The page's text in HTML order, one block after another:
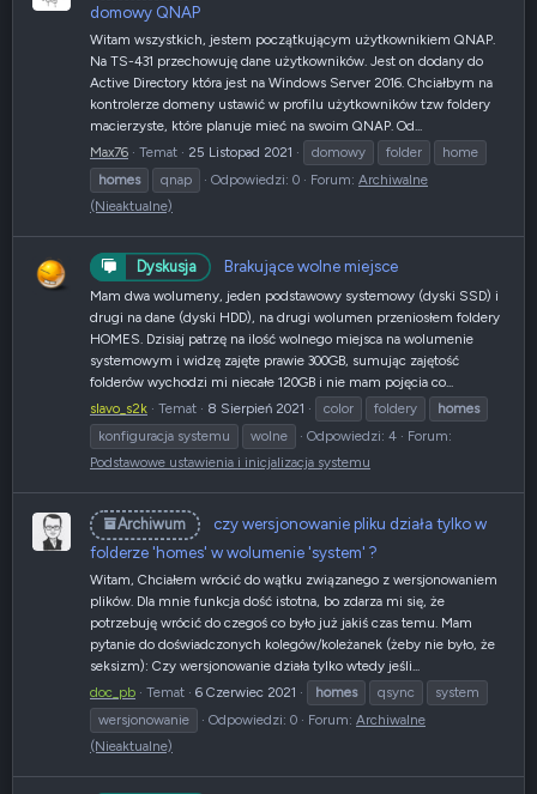
domowy QNAP
Witam wszystkich, jestem początkującym użytkownikiem QNAP.
Na TS-431 przechowuję dane użytkowników. Jest on dodany do
Active Directory która jest na Windows Server 2016. Chciałbym na
kontrolerze domeny ustawić w profilu użytkowników tzw foldery
macierzyste, które planuje mieć na swoim QNAP. Od...
Max76
Temat 25 Listopad 2021 domowy folder
home
homes
qnap Odpowiedzi: 0 Forum: Archiwalne
(Nieaktualne)
Dyskusja Brakujące wolne miejsce
Mam dwa wolumeny, jeden podstawowy systemowy (dyski SSD) i
drugi na dane (dyski HDD), na drugi wolumen przeniosłem foldery
HOMES. Dzisiaj patrzę na ilość wolnego miejsca na wolumenie
systemowym i widzę zajęte prawie 300GB, sumując zajętość
folderów wychodzi mi niecałe 120GB i nie mam pojęcia co...
slavo_s2k
Temat 8 Sierpień 2021 color foldery
homes
konfiguracja systemu
wolne Odpowiedzi: 4
Forum:
Podstawowe ustawienia i inicjalizacja systemu
Archiwum
czy wersjonowanie pliku działa tylko w
folderze 'homes' w wolumenie 'system' ?
Witam, Chciałem wrócić do wątku związanego z wersjonowaniem
plików. Dla mnie funkcja dość istotna, bo zdarza mi się, że
potrzebuję wrócić do czegoś co było już jakiś czas temu. Mam
pytanie do doświadczonych kolegów/koleżanek (żeby nie było, że
seksizm): Czy wersjonowanie działa tylko wtedy jeśli...
doc_pb
Temat 6 Czerwiec 2021 homes qsync
system
wersjonowanie
Odpowiedzi: 0 Forum: Archiwalne
(Nieaktualne)